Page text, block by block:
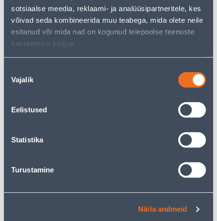
sotsiaalse meedia, reklaami- ja analüüsipartneritele, kes
võivad seda kombineerida muu teabega, mida olete neile
esitanud või mida nad on kogunud teiepoolse teenuste
kasutamise käigus.
valik
Vajalik
Eelistused
Statistika
Turustamine
Näita andmeid
.43 € .08 €
ELECTRIC SEDNA DESIGN
ANTRATSIIT
3.19 €
ELECTRIC SEDNA DESIGN